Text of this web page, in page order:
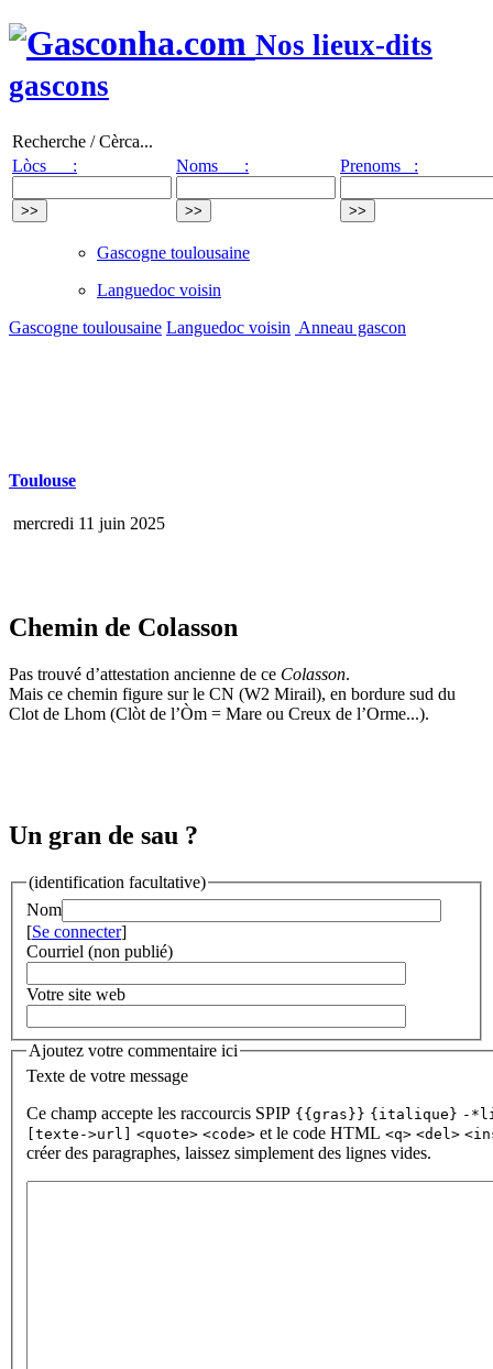
Nos lieux-dits
gascons
Recherche / Cèrca...
Lòcs :
Noms : Prenoms :
Gascogne toulousaine
Languedoc voisin
Gascogne toulousaine Languedoc voisin Anneau gascon
Toulouse
mercredi 11 juin 2025
Chemin de Colasson
Pas trouvé d’attestation ancienne de ce Colasson.
Mais ce chemin figure sur le CN (W2 Mirail), en bordure sud du
Clot de Lhom (Clòt de l’Òm = Mare ou Creux de l’Orme...).
Un gran de sau ?
(identification facultative)
Nom
[Se connecter]
Courriel (non publié)
Votre site web
Ajoutez votre commentaire ici
Texte de votre message
Ce champ accepte les raccourcis SPIP {{gras}} {italique} -
[texte->url]
<quote> <code> et le code HTML <q> <del>
créer des paragraphes, laissez simplement des lignes vides.